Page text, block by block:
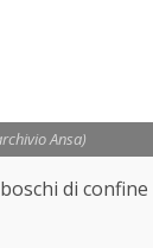
Ansa)
di confine